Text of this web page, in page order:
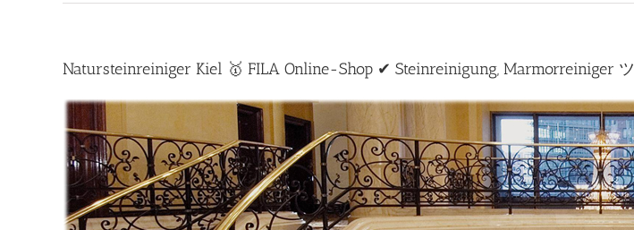
Natursteinreiniger Kiel 🥇 FILA Online-Shop ✔ Steinreinigung, Marmorreiniger ツ